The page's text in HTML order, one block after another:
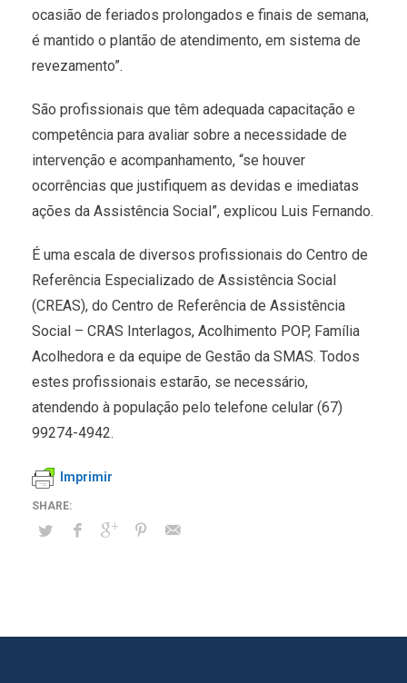
ocasião de feriados prolongados e finais de semana,
é mantido o plantão de atendimento, em sistema de
revezamento”.
São profissionais que têm adequada capacitação e
competência para avaliar sobre a necessidade de
intervenção e acompanhamento, “se houver
ocorrências que justifiquem as devidas e imediatas
ações da Assistência Social”, explicou Luis Fernando.
É uma escala de diversos profissionais do Centro de
Referência Especializado de Assistência Social
(CREAS), do Centro de Referência de Assistência
Social – CRAS Interlagos, Acolhimento POP, Família
Acolhedora e da equipe de Gestão da SMAS. Todos
estes profissionais estarão, se necessário,
atendendo à população pelo telefone celular (67)
99274-4942.
Imprimir